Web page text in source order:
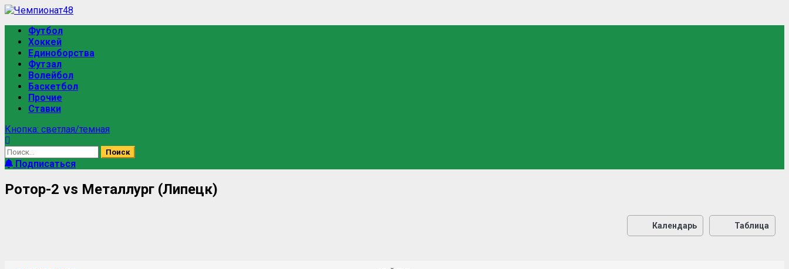
Футбол
Хоккей
Единоборства
Футзал
Волейбол
Баскетбол
Прочие
Ставки
Кнопка: светлая/темная
Подписаться
Ротор-2 vs Металлург (Липецк)
Календарь Таблица